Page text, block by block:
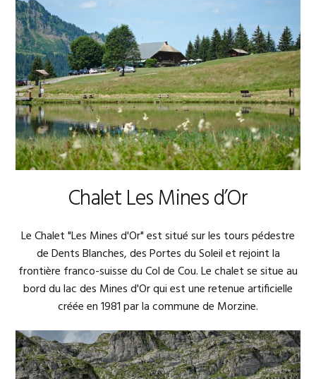
Chalet Les Mines d’Or
Le Chalet "Les Mines d'Or" est situé sur les tours pédestre
de Dents Blanches, des Portes du Soleil et rejoint la
frontière franco-suisse du Col de Cou. Le chalet se situe au
bord du lac des Mines d'Or qui est une retenue artificielle
créée en 1981 par la commune de Morzine.